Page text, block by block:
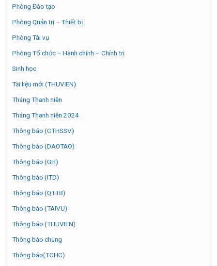
Phòng Đào tạo
Phòng Quản trị – Thiết bị
Phòng Tài vụ
Phòng Tổ chức – Hành chính – Chính trị
Sinh học
Tài liệu mới (THUVIEN)
Tháng Thanh niên
Tháng Thanh niên 2024
Thông báo (CTHSSV)
Thông báo (DAOTAO)
Thông báo (GH)
Thông báo (ITD)
Thông báo (QTTB)
Thông báo (TAIVU)
Thông báo (THUVIEN)
Thông báo chung
Thông báo(TCHC)